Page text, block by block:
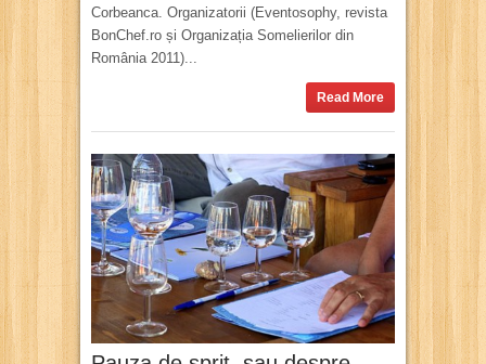
Corbeanca. Organizatorii (Eventosophy, revista
BonChef.ro și Organizația Somelierilor din
România 2011)...
Read More